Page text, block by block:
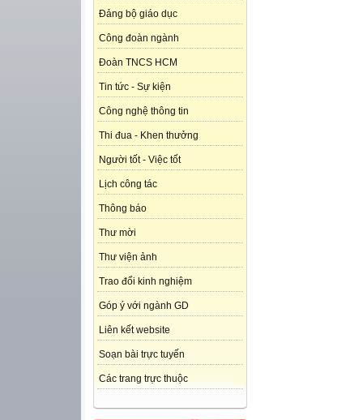
Đảng bộ giáo dục
Công đoàn ngành
Đoàn TNCS HCM
Tin tức - Sự kiện
Công nghệ thông tin
Thi đua - Khen thưởng
Người tốt - Việc tốt
Lịch công tác
Thông báo
Thư mời
Thư viện ảnh
Trao đổi kinh nghiệm
Góp ý với ngành GD
Liên kết website
Soạn bài trực tuyến
Các trang trực thuộc